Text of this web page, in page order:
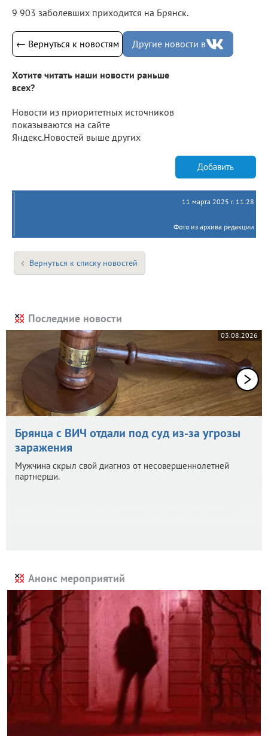
9 903 заболевших приходится на Брянск.
← Вернуться к новостям Другие новости в
Хотите читать наши новости раньше
всех?
Новости из приоритетных источников
показываются на сайте
Яндекс.Новостей выше других
Добавить
11 марта 2025 г. 11:28
Фото из архива редакции
Вернуться к списку новостей
Последние новости
03.08.2026
Брянца с ВИЧ отдали под суд из-за угрозы
заражения
Мужчина скрыл свой диагноз от несовершеннолетней
партнерши.
Анонс мероприятий